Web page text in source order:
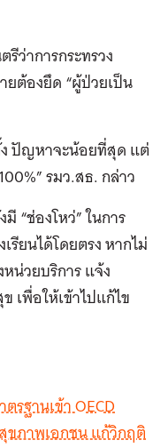
รีว่าการกระทรวง
ต้องยึด “ผู้ป่วยเป็น
ปัญหาจะน้อยที่สุด แต่
รมว.สธ. กล่าว
“ช่องโหว่” ในการ
รียนได้โดยตรง หากไม่
น่วยบริการ แจ้ง
เพื่อให้เข้าไปแก้ไข
รฐานเข้า OECD
ขภาพเอกชน แก้วิกฤติ